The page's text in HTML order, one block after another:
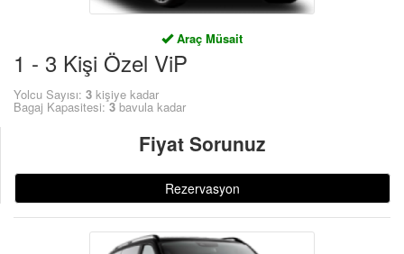
Araç Müsait
1 - 3 Kişi Özel ViP
Yolcu Sayısı: 3 kişiye kadar
Bagaj Kapasitesi:3bavula kadar
Fiyat Sorunuz
Rezervasyon